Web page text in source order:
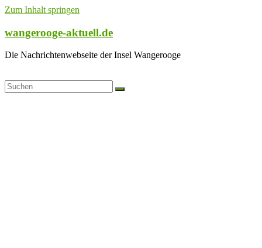
Zum Inhalt springen
wangerooge-aktuell.de
Die Nachrichtenwebseite der Insel Wangerooge